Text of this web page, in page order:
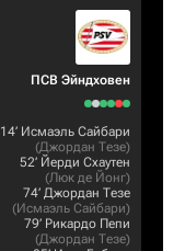
ПСВ Эйндховен
14‎’‎ Исмаэль Сайбари
(Джордан Тезе)
52‎’‎ Йерди Схаутен
(Люк де Йонг)
74‎’‎ Джордан Тезе
(Исмаэль Сайбари)
79‎’‎ Рикардо Пепи
(Джордан Тезе)